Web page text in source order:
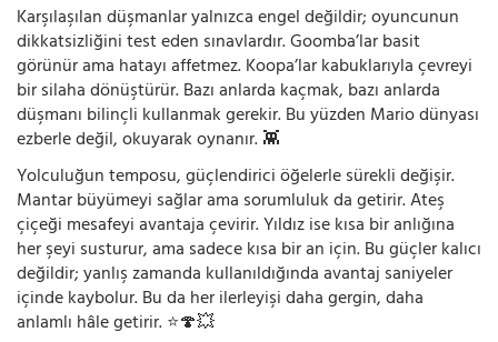
Karşılaşılan düşmanlar yalnızca engel değildir; oyuncunun
dikkatsizliğini test eden sınavlardır. Goomba’lar basit
görünür ama hatayı affetmez. Koopa’lar kabuklarıyla çevreyi
bir silaha dönüştürür. Bazı anlarda kaçmak, bazı anlarda
düşmanı bilinçli kullanmak gerekir. Bu yüzden Mario dünyası
ezberle değil, okuyarak oynanır. 👾
Yolculuğun temposu, güçlendirici öğelerle sürekli değişir.
Mantar büyümeyi sağlar ama sorumluluk da getirir. Ateş
çiçeği mesafeyi avantaja çevirir. Yıldız ise kısa bir anlığına
her şeyi susturur, ama sadece kısa bir an için. Bu güçler kalıcı
değildir; yanlış zamanda kullanıldığında avantaj saniyeler
içinde kaybolur. Bu da her ilerleyişi daha gergin, daha
anlamlı hâle getirir. ⭐🍄💥